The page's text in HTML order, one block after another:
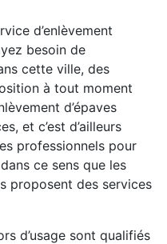
d’enlèvement
besoin de
cette ville, des
à tout moment
d’épaves
et c’est d’ailleurs
professionnels pour
ce sens que les
proposent des services
d’usage sont qualifiés